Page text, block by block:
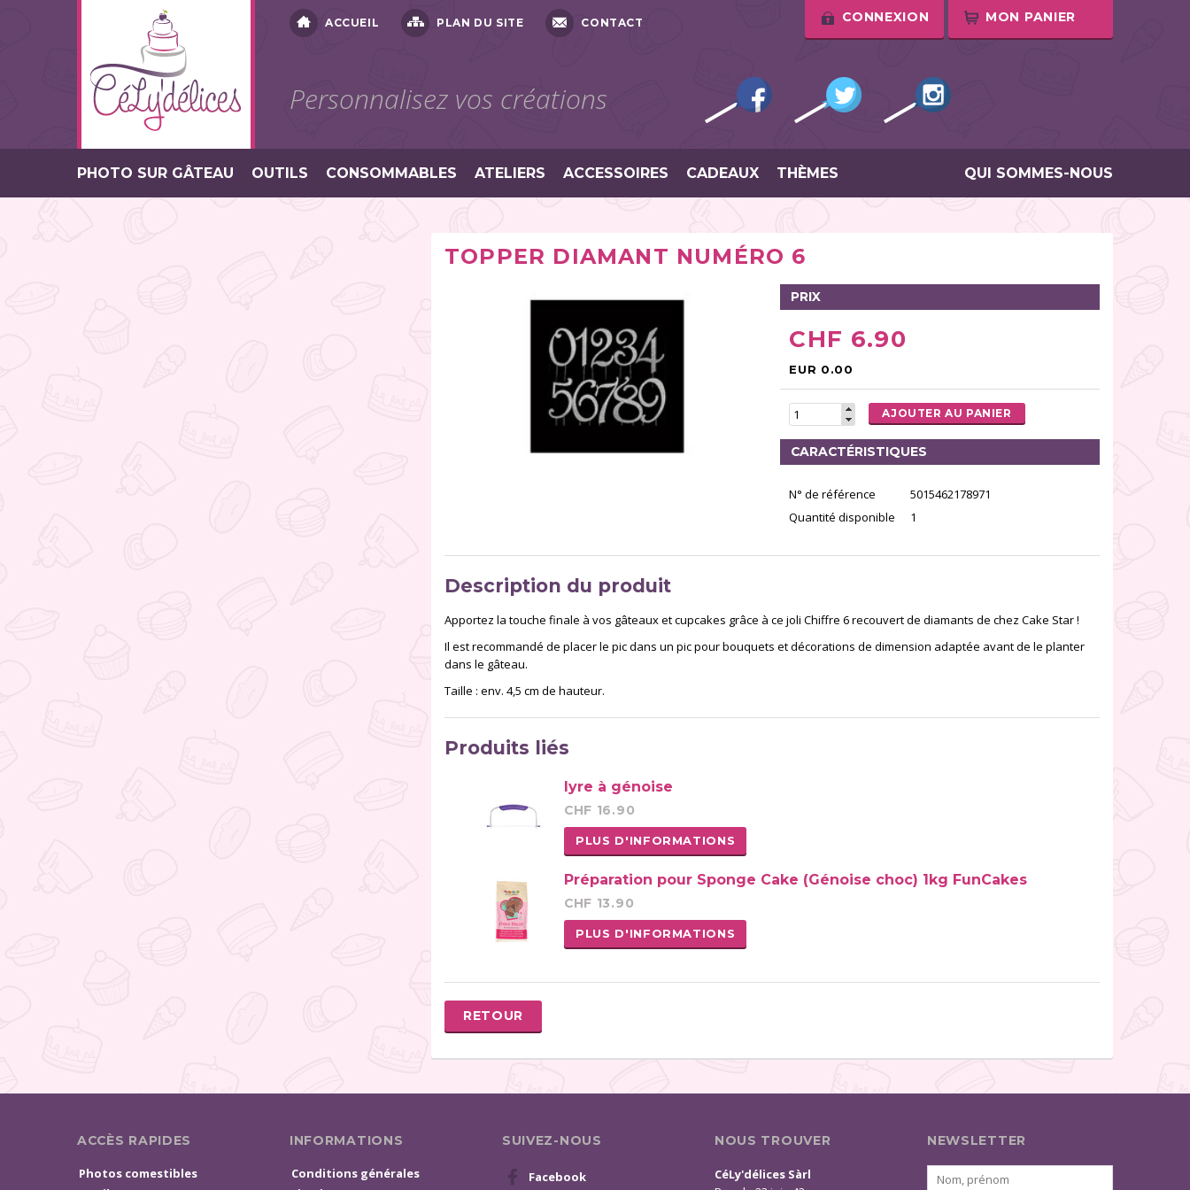
ACCUEIL PLAN DU SITE CONTACT CONNEXION MON PANIER
Personnalisez vos créations
PHOTO SUR GÂTEAU OUTILS CONSOMMABLES ATELIERS ACCESSOIRES CADEAUX THÈMES QUI SOMMES-NOUS
TOPPER DIAMANT NUMÉRO 6
PRIX
CHF 6.90
EUR 0.00
AJOUTER AU PANIER
CARACTÉRISTIQUES
N° de référence
5015462178971
Quantité disponible
1
Description du produit
Apportez la touche finale à vos gâteaux et cupcakes grâce à ce joli Chiffre 6 recouvert de diamants de chez Cake Star !
Il est recommandé de placer le pic dans un pic pour bouquets et décorations de dimension adaptée avant de le planter
dans le gâteau.
Taille : env. 4,5 cm de hauteur.
Produits liés
lyre à génoise
CHF 16.90
PLUS D'INFORMATIONS
Préparation pour Sponge Cake (Génoise choc) 1kg FunCakes
CHF 13.90
PLUS D'INFORMATIONS
RETOUR
ACCÈS RAPIDES
Photos comestibles
INFORMATIONS
Conditions générales
SUIVEZ-NOUS
Facebook
NOUS TROUVER
CéLy'délices Sàrl
NEWSLETTER